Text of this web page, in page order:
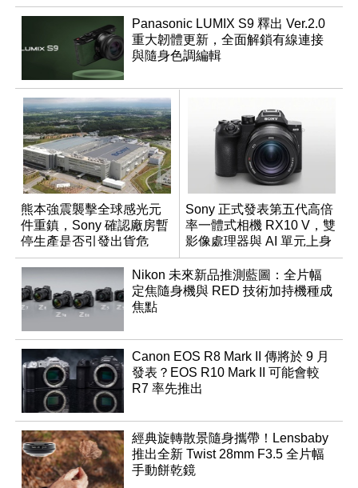
Panasonic LUMIX S9 釋出 Ver.2.0
重大韌體更新，全面解鎖有線連接
與隨身色調編輯
熊本強震襲擊全球感光元
件重鎮，Sony 確認廠房暫
停生產是否引發出貨危
機？
Sony 正式發表第五代高倍
率一體式相機 RX10 V，雙
影像處理器與 AI 單元上身
Nikon 未來新品推測藍圖：全片幅
定焦隨身機與 RED 技術加持機種成
焦點
Canon EOS R8 Mark II 傳將於 9 月
發表？EOS R10 Mark II 可能會較
R7 率先推出
經典旋轉散景隨身攜帶！Lensbaby
推出全新 Twist 28mm F3.5 全片幅
手動餅乾鏡